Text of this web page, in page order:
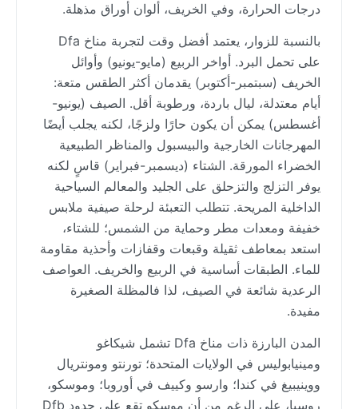
درجات الحرارة، وفي الخريف، ألوان أوراق مذهلة.
بالنسبة للزوار، يعتمد أفضل وقت لتجربة مناخ Dfa
على تحمل البرد. أواخر الربيع (مايو-يونيو) وأوائل
الخريف (سبتمبر-أكتوبر) يقدمان أكثر الطقس متعة:
أيام معتدلة، ليال باردة، ورطوبة أقل. الصيف (يونيو-
أغسطس) يمكن أن يكون حارًا ولزجًا، لكنه يجلب أيضًا
المهرجانات الخارجية والبيسبول والمناظر الطبيعية
الخضراء المورقة. الشتاء (ديسمبر-فبراير) قاسٍ لكنه
يوفر التزلج والتزحلق على الجليد والمعالم السياحية
الداخلية المريحة. تتطلب التعبئة لرحلة صيفية ملابس
خفيفة ومعدات مطر وحماية من الشمس؛ للشتاء،
استعد بمعاطف ثقيلة وقبعات وقفازات وأحذية مقاومة
للماء. الطبقات أساسية في الربيع والخريف. العواصف
الرعدية شائعة في الصيف، لذا فالمظلة الصغيرة
مفيدة.
المدن البارزة ذات مناخ Dfa تشمل شيكاغو
ومينيابوليس في الولايات المتحدة؛ تورنتو ومونتريال
ووينيبيغ في كندا؛ وارسو وكييف في أوروبا؛ وموسكو،
روسيا، على الرغم من أن موسكو تقع على حدود Dfb